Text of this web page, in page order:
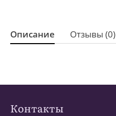
Описание Отзывы (0)
Контакты